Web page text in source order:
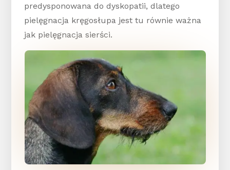
predysponowana do dyskopatii, dlatego
pielęgnacja kręgosłupa jest tu równie ważna
jak pielęgnacja sierści.